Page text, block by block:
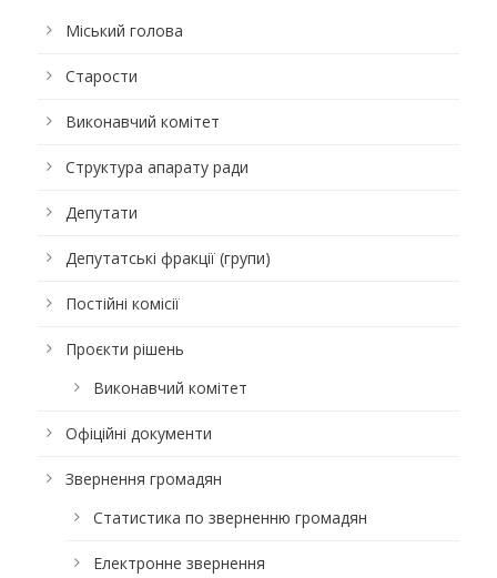
Міський голова
Старости
Виконавчий комітет
Структура апарату ради
Депутати
Депутатські фракції (групи)
Постійні комісії
Проєкти рішень
Виконавчий комітет
Офіційні документи
Звернення громадян
Статистика по зверненню громадян
Електронне звернення